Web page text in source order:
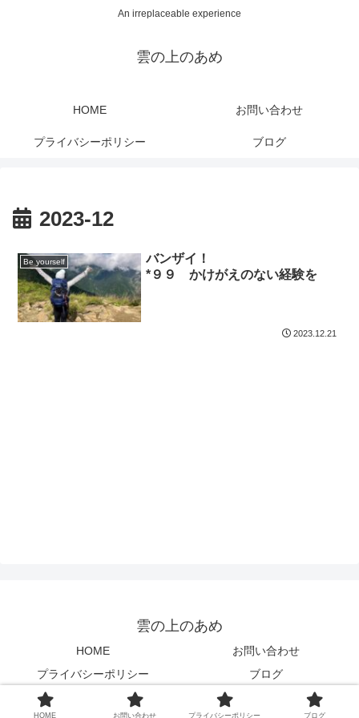
An irreplaceable experience
雲の上のあめ
HOME お問い合わせ
プライバシーポリシー ブログ
2023-12
Be yourself
バンザイ！
*９９ かけがえのない経験を
2023.12.21
雲の上のあめ
HOME
お問い合わせ
プライバシーポリシー
ブログ
© 2020 雲の上のあめ.
HOME お問い合わせ プライバシーポリシー ブログ